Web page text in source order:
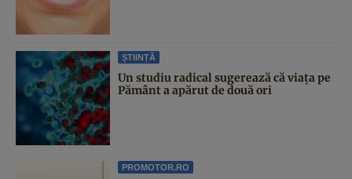
ȘTIINȚĂ
Un studiu radical sugerează că viața pe
Pământ a apărut de două ori
PROMOTOR.RO